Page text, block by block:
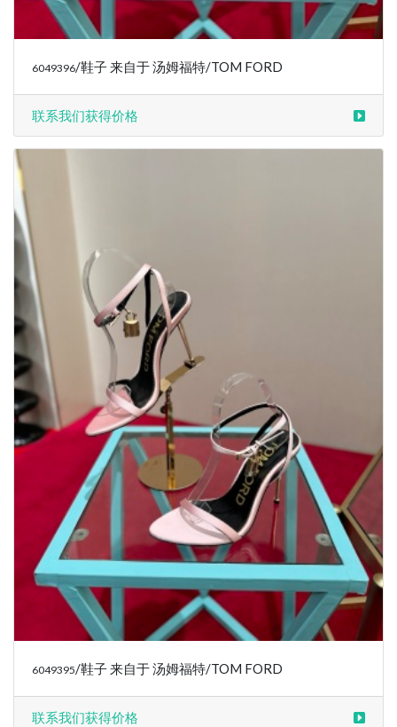
6049396/鞋子 来自于 汤姆福特/TOM FORD
联系我们获得价格
6049395/鞋子 来自于 汤姆福特/TOM FORD
联系我们获得价格